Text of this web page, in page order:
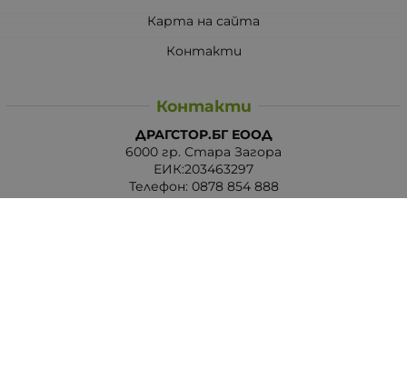
Карта на сайта
Контакти
Контакти
ДРАГСТОР.БГ ЕООД
6000 гр. Стара Загора
ЕИК:203463297
Телефон: 0878 854 888
Viber:0878 854 888